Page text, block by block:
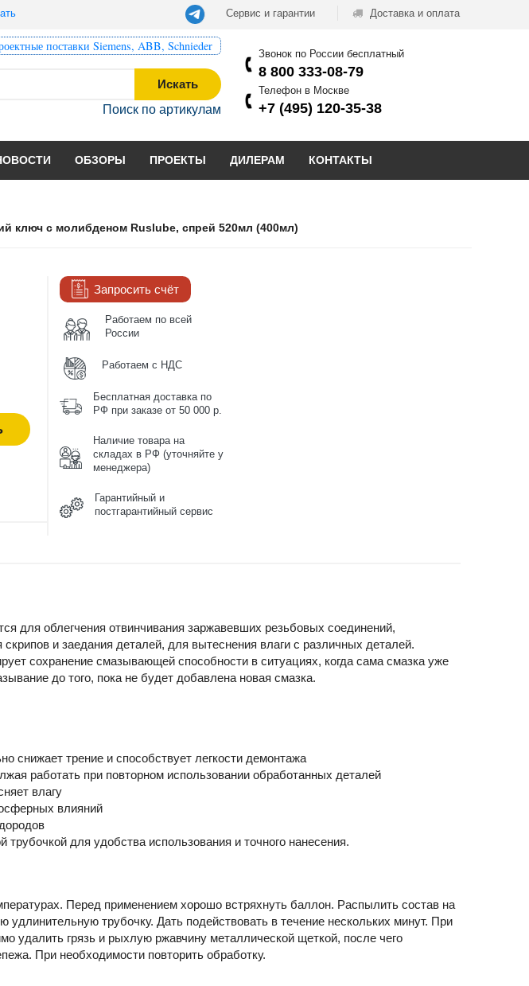
Сервис и гарантии Доставка и оплата
поставки Siemens, ABB, Schnieder
Искать
Поиск по артикулам
Звонок по России бесплатный
8 800 333-08-79
Телефон в Москве
+7 (495) 120-35-38
ОБЗОРЫ ПРОЕКТЫ ДИЛЕРАМ КОНТАКТЫ
ключ с молибденом Ruslube, спрей 520мл (400мл)
Запросить счёт
Работаем по всей
России
Работаем с НДС
Бесплатная доставка по
РФ при заказе от 50 000 р.
Наличие товара на
складах в РФ (уточняйте у
менеджера)
Гарантийный и
постгарантийный сервис
для облегчения отвинчивания заржавевших резьбовых соединений,
и заедания деталей, для вытеснения влаги с различных деталей.
сохранение смазывающей способности в ситуациях, когда сама смазка уже
до того, пока не будет добавлена новая смазка.
снижает трение и способствует легкости демонтажа
работать при повторном использовании обработанных деталей
влагу
влияний
для удобства использования и точного нанесения.
Перед применением хорошо встряхнуть баллон. Распылить состав на
трубочку. Дать подействовать в течение нескольких минут. При
удалить грязь и рыхлую ржавчину металлической щеткой, после чего
При необходимости повторить обработку.